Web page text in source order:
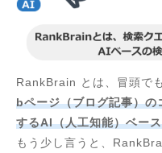
RankBrain とは、冒頭で
bページ（ブログ記事）の
するAI（人工知能）ベー
もう少し言うと、